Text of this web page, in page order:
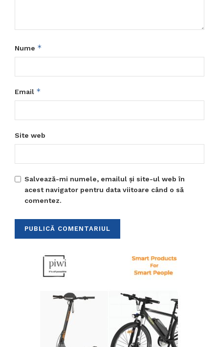
Nume *
Email *
Site web
Salvează-mi numele, emailul și site-ul web în
acest navigator pentru data viitoare când o să
comentez.